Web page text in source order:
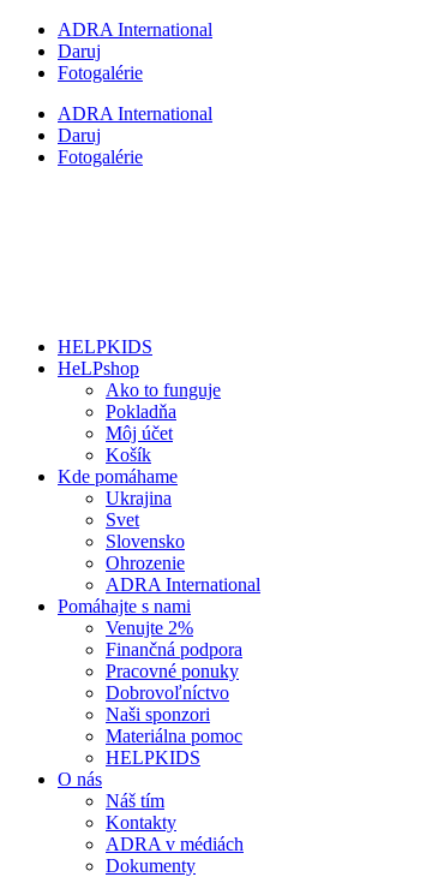
Preskočiť
obsah
ADRA International
Daruj
Fotogalérie
ADRA International
Daruj
Fotogalérie
HELPKIDS
HeLPshop
Ako to funguje
Pokladňa
Môj účet
Košík
Kde pomáhame
Ukrajina
Svet
Slovensko
Ohrozenie
ADRA International
Pomáhajte s nami
Venujte 2%
Finančná podpora
Pracovné ponuky
Dobrovoľníctvo
Naši sponzori
Materiálna pomoc
HELPKIDS
O nás
Náš tím
Kontakty
ADRA v médiách
Dokumenty